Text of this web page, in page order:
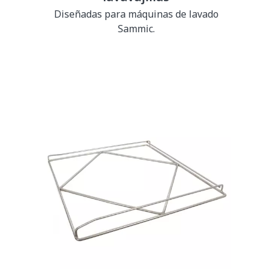
Diseñadas para máquinas de lavado
Sammic.